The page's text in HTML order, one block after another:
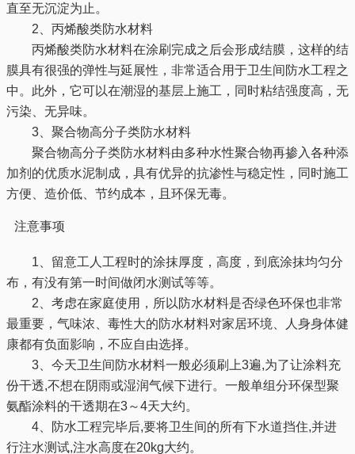
直至无沉淀为止。
2、丙烯酸类防水材料
丙烯酸类防水材料在涂刷完成之后会形成结膜，这样的结
膜具有很强的弹性与延展性，非常适合用于卫生间防水工程之
中。此外，它可以在潮湿的基层上施工，同时粘结强度高，无
污染、无异味。
3、聚合物高分子类防水材料
聚合物高分子类防水材料由多种水性聚合物再掺入各种添
加剂的优质水泥制成，具有优异的抗渗性与稳定性，同时施工
方便、造价低、节约成本，且环保无毒。
注意事项
1、留意工人工程时的涂抹厚度，高度，到底涂抹均匀分
布，有没有第一时间做闭水测试等等。
2、考虑在家庭使用，所以防水材料是否绿色环保也非常
最重要，气味浓、毒性大的防水材料对家居环境、人身身体健
康都有负面影响，不应自由选择。
3、今天卫生间防水材料一般必须刷上3遍,为了让涂料充
份干透,不想在阴雨或湿润气候下进行。一般单组分环保型聚
氨酯涂料的干透期在3～4天大约。
4、防水工程完毕后,要将卫生间的所有下水道挡住,并进
行注水测试,注水高度在20kg大约。